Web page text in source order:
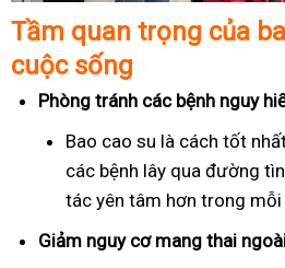
Tầm quan trọng của
cuộc sống
Phòng tránh các bệnh nguy
Bao cao su là cách tốt
các bệnh lây qua đường
tác yên tâm hơn trong mỗi
Giảm nguy cơ mang thai